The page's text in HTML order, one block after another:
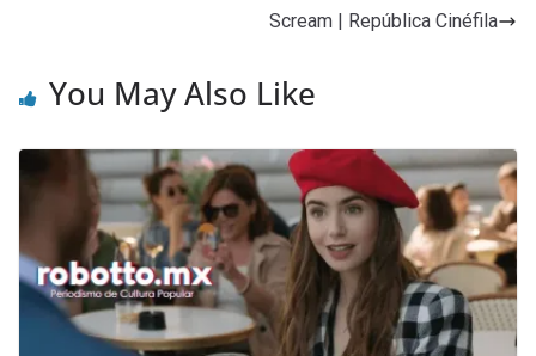
Scream | República Cinéfila
You May Also Like